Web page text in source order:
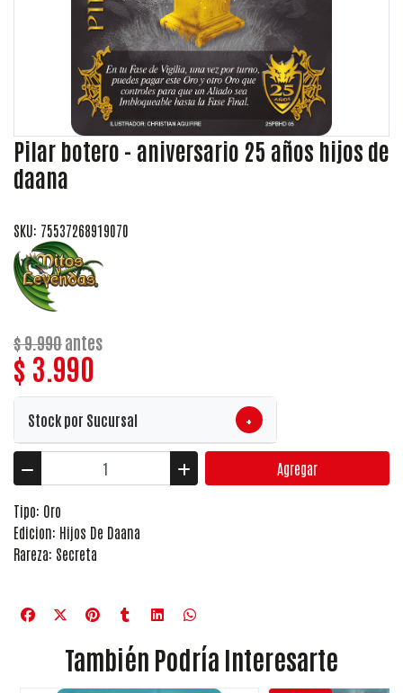
Pilar botero - aniversario 25 años hijos de
daana
SKU: 75537268919070
$ 9.990antes
$ 3.990
Stock por Sucursal +
Agregar
Tipo: Oro
Edicion: Hijos De Daana
Rareza: Secreta
También Podría Interesarte